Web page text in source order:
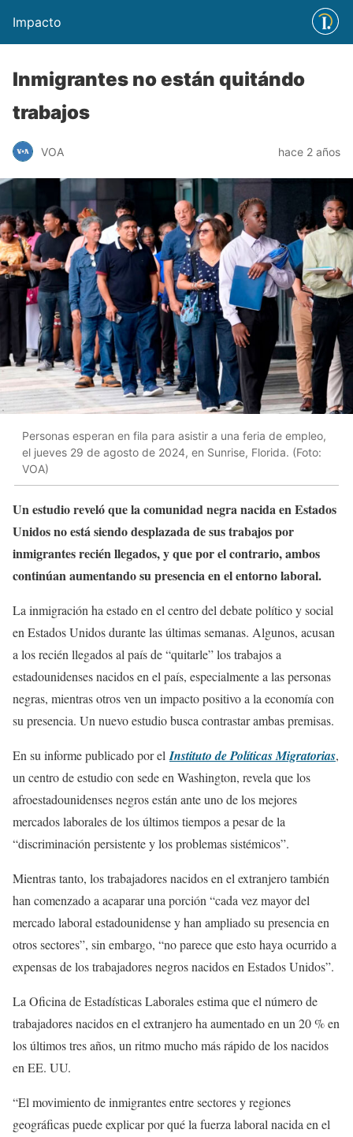
Impacto
Inmigrantes no están quitándo
trabajos
VOA hace 2 años
Personas esperan en fila para asistir a una feria de empleo,
el jueves 29 de agosto de 2024, en Sunrise, Florida. (Foto:
VOA)
Un estudio reveló que la comunidad negra nacida en Estados
Unidos no está siendo desplazada de sus trabajos por
inmigrantes recién llegados, y que por el contrario, ambos
continúan aumentando su presencia en el entorno laboral.
La inmigración ha estado en el centro del debate político y social
en Estados Unidos durante las últimas semanas. Algunos, acusan
a los recién llegados al país de “quitarle” los trabajos a
estadounidenses nacidos en el país, especialmente a las personas
negras, mientras otros ven un impacto positivo a la economía con
su presencia. Un nuevo estudio busca contrastar ambas premisas.
En su informe publicado por elInstituto de Políticas Migratorias,
un centro de estudio con sede en Washington, revela que los
afroestadounidenses negros están ante uno de los mejores
mercados laborales de los últimos tiempos a pesar de la
“discriminación persistente y los problemas sistémicos”.
Mientras tanto, los trabajadores nacidos en el extranjero también
han comenzado a acaparar una porción “cada vez mayor del
mercado laboral estadounidense y han ampliado su presencia en
otros sectores”, sin embargo, “no parece que esto haya ocurrido a
expensas de los trabajadores negros nacidos en Estados Unidos”.
La Oficina de Estadísticas Laborales estima que el número de
trabajadores nacidos en el extranjero ha aumentado en un 20 % en
los últimos tres años, un ritmo mucho más rápido de los nacidos
en EE. UU.
“El movimiento de inmigrantes entre sectores y regiones
geográficas puede explicar por qué la fuerza laboral nacida en el